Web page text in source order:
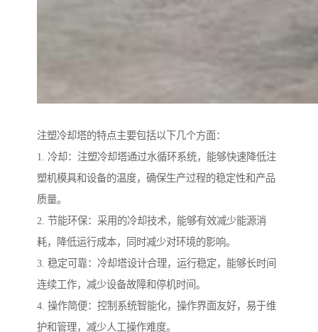
注塑冷却塔的特点主要包括以下几个方面：
1. 冷却：注塑冷却塔通过水循环系统，能够快速降低注
塑机模具和设备的温度，确保生产过程的稳定性和产品
质量。
2. 节能环保：采用的冷却技术，能够有效减少能源消
耗，降低运行成本，同时减少对环境的影响。
3. 稳定可靠：冷却塔设计合理，运行稳定，能够长时间
连续工作，减少设备故障和停机时间。
4. 操作简便：控制系统智能化，操作界面友好，易于维
护和管理，减少人工操作难度。